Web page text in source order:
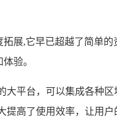
展,它早已超越了简单
验。
大平台，可以集成各种
高了使用效率，让用户